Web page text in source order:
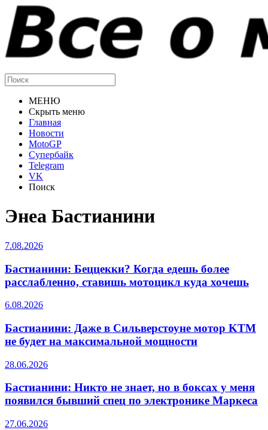
МЕНЮ
Скрыть меню
Главная
Новости
MotoGP
Супербайк
Telegram
VK
Поиск
Энеа Бастианини
7.08.2026
Бастианини: Беццекки? Когда едешь более
расслабленно, ставишь мотоцикл куда хочешь
6.08.2026
Бастианини: Даже в Сильверстоуне мотор KTM
не будет на максимальной мощности
28.06.2026
Бастианини: Никто не знает, но в боксах у меня
появился бывший спец по электронике Маркеса
27.06.2026